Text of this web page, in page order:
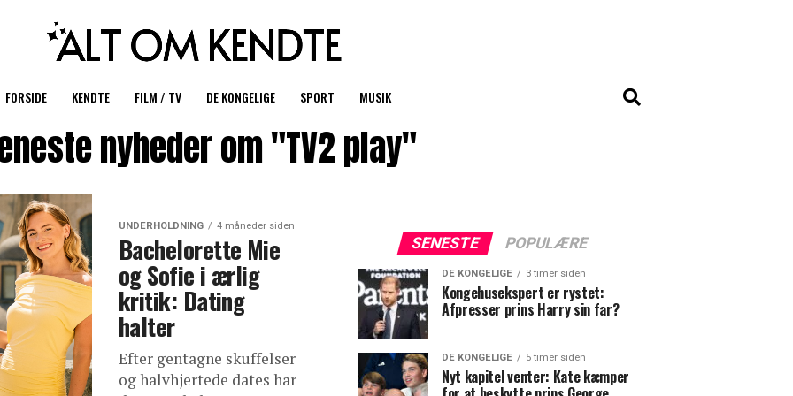
FORSIDE KENDTE FILM / TV DE KONGELIGE SPORT MUSIK
nyheder om "TV2 play"
UNDERHOLDNING 4 måneder siden
Bachelorette Mie
og Sofie i ærlig
kritik: Dating
halter
Efter gentagne skuffelser
og halvhjertede dates har
SENESTE POPULÆRE
DE KONGELIGE 3 timer siden
Kongehusekspert er rystet:
Afpresser prins Harry sin far?
DE KONGELIGE 5 timer siden
Nyt kapitel venter: Kate kæmper